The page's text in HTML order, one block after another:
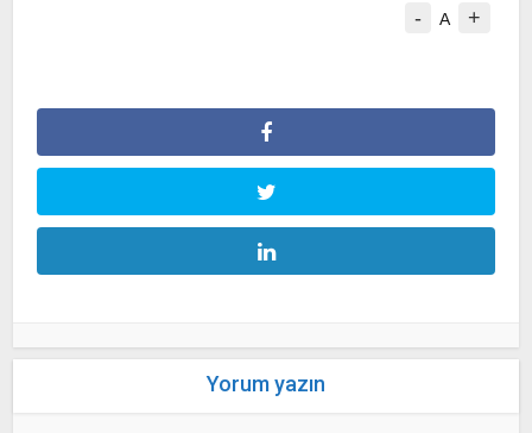
- A +
Yorum yazın